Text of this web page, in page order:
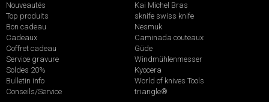
Nouveautés
Top produits
Bon cadeau
Cadeaux
Coffret cadeau
Service gravure
Soldes 20%
Bulletin info
Conseils/Service
Kai Michel Bras
sknife swiss knife
Nesmuk
Caminada couteaux
Güde
Windmühlenmesser
Kyocera
World of knives Tools
triangle®